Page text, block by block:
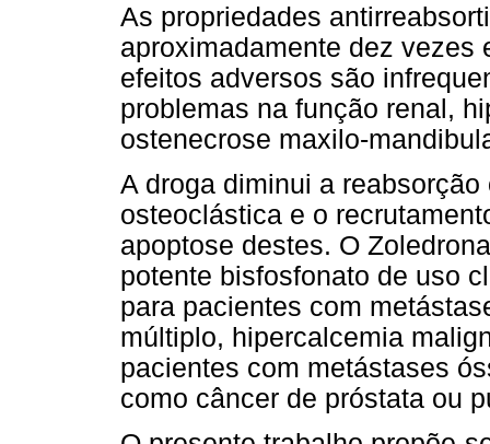
As propriedades
aproximadamente dez vezes
efeitos adversos são
problemas na função renal,
ostenecrose maxilo-
A droga diminui a
osteoclástica e o
apoptose destes. O
potente bisfosfonato de uso
para pacientes com
múltiplo, hipercalcemia
pacientes com metástases
como câncer de próstata ou